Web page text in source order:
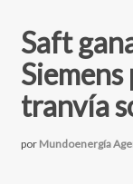
Saft
Siemens
tranvía
por Mundoenergía